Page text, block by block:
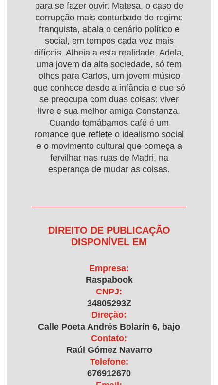
para se fazer ouvir. Matesa, o caso de
corrupção mais conturbado do regime
franquista, abala o cenário político e
social, em tempos cada vez mais
difíceis. Alheia a esta realidade, Adela,
uma jovem da alta sociedade, só tem
olhos para Carlos, um jovem músico
que conhece desde a infância e que só
se preocupa com duas coisas: viver
livre e sua melhor amiga Constanza.
Cuando tomábamos café é um
romance que reflete o idealismo social
e o movimento cultural que começa a
fervilhar nas ruas de Madri, na
esperança de mudar as coisas.
DIREITO DE PUBLICAÇÃO
DISPONÍVEL EM
Empresa:
Raspabook
CNPJ:
34805293Z
Direção:
Calle Poeta Andrés Bolarín 6, bajo
Contato:
Raúl Gómez Navarro
Telefone:
676912670